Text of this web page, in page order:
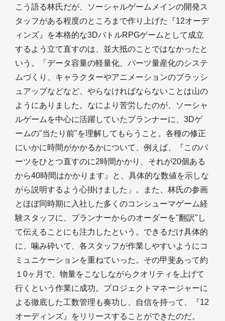
こう語る林氏だが、ソーシャルゲームメインの開発ス
タッフがある程度のところまで作り上げた『12オーデ
ィンズ』を本格的な3DバトルRPGゲームとして成立
するよう立て直すのは、並大抵のことではなかったと
いう。「データ容量の軽量化、パーツ量産化のシステ
ムづくり、キャラクターやアニメーションのブラッシ
ュアップなどなど、やらなければならないことは山の
ようにありました。なにより苦労したのが、ソーシャ
ルゲームを中心に活躍していたプランナーに、3Dゲ
ームの"当たり前"を理解してもらうこと。各種の修正
にいかに時間がかかるかについて、例えば、『このパ
ーツをひとつ直すのに2時間かかり、それが20個ある
から40時間はかかります』と、具体的な数値を示しな
がら説明するよう心掛けました」。また、林氏の参画
とほぼ同時期に入社した多くのコンシューマゲーム経
験スタッフに、プランナーからのオーダーを"翻訳"し
て伝えることにも注力したという。できるだけ具体的
に、噛み砕いて、各スタッフが作業しやすいようにコ
ミュニケーションを重ねていった。その甲斐あって約
１0ヶ月で、物量をこなしながらクオリティを上げて
行くという作業に成功。プロジェクトマネージャーに
よる徹底した工数管理も奏功し、自信を持って、『12
オーディンズ』をリリースすることができたのだ。